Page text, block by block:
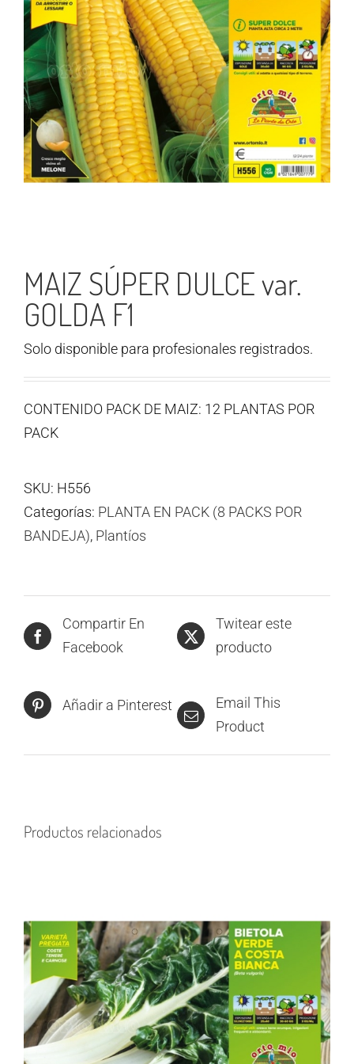
MAIZ SÚPER DULCE var.
GOLDA F1
Solo disponible para profesionales registrados.
CONTENIDO PACK DE MAIZ: 12 PLANTAS POR
PACK
SKU: H556
Categorías: PLANTA EN PACK (8 PACKS POR
BANDEJA), Plantíos
Compartir En
Facebook
Twitear este
producto
Añadir a Pinterest
Email This
Product
Productos relacionados